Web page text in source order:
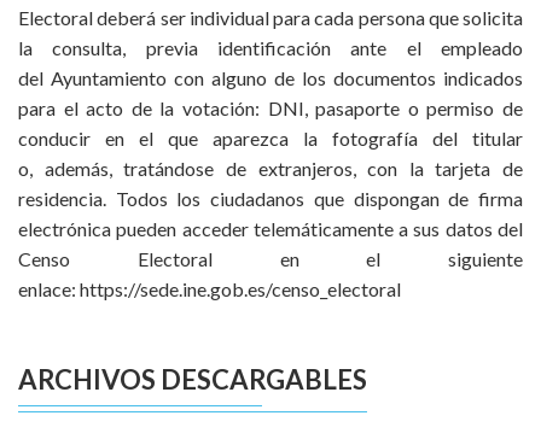
Electoral deberá ser individual para cada persona que solicita
la consulta, previa identificación ante el empleado
del Ayuntamiento con alguno de los documentos indicados
para el acto de la votación: DNI, pasaporte o permiso de
conducir en el que aparezca la fotografía del titular
o, además, tratándose de extranjeros, con la tarjeta de
residencia. Todos los ciudadanos que dispongan de firma
electrónica pueden acceder telemáticamente a sus datos del
Censo Electoral en el siguiente
enlace: https://sede.ine.gob.es/censo_electoral
ARCHIVOS DESCARGABLES